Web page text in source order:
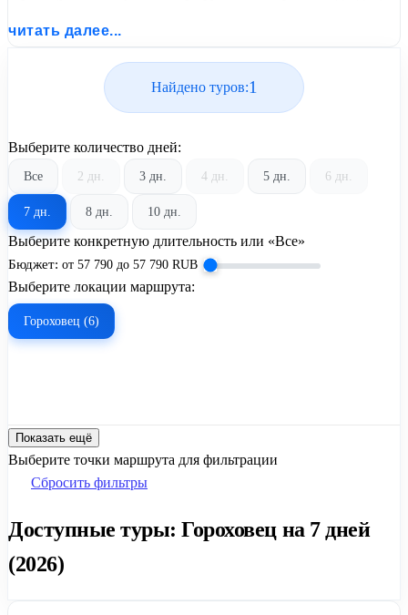
от United Travel Systems.
читать далее...
Найдено туров:1
Выберите количество дней:
Все 2 дн. 3 дн. 4 дн. 5 дн. 6 дн.
7 дн. 8 дн. 10 дн.
Выберите конкретную длительность или «Все»
Бюджет: от 57 790 до 57 790 RUB
Выберите локации маршрута:
Гороховец (6)
Показать ещё
Выберите точки маршрута для фильтрации
Сбросить фильтры
Доступные туры: Гороховец на 7 дней
(2026)